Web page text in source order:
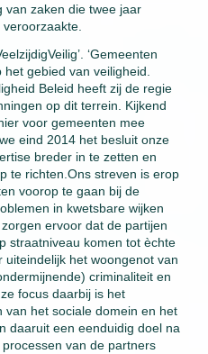
van zaken die twee jaar
‘Gemeenten
gebied van veiligheid.
Beleid heeft zij de regie
op dit terrein. Kijkend
voor gemeenten mee
eind 2014 het besluit onze
breder in te zetten en
te richten.Ons streven is erop
voorop te gaan bij de
in kwetsbare wijken
ervoor dat de partijen
straatniveau komen tot èchte
het woongenot van
criminaliteit en
focus daarbij is het
van het sociale domein en het
daaruit een eenduidig doel na
van de partners